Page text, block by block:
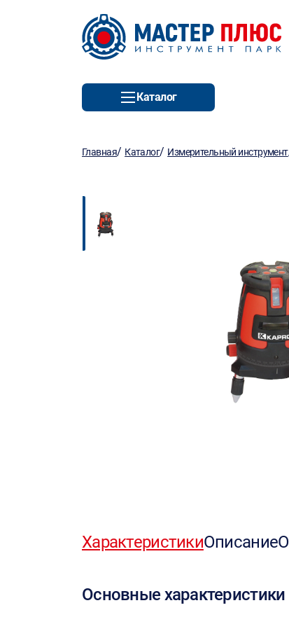
Каталог
Главная/ Каталог/ Измерительный инструмент
ХарактеристикиОписание
Основные характеристики